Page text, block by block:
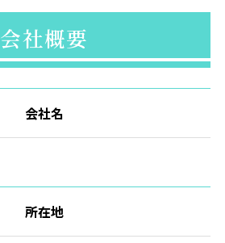
会社概要
会社名
所在地